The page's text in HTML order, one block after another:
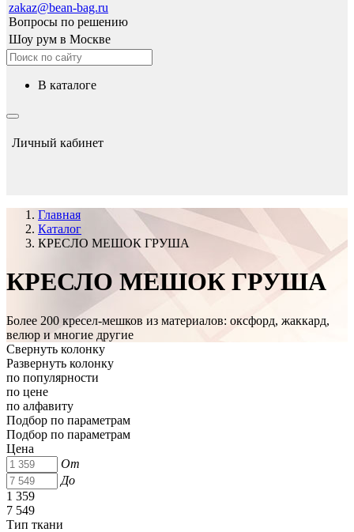
zakaz@bean-bag.ru
Вопросы по решению
Шоу рум в Москве
в каталоге
Личный кабинет
Главная
Каталог
КРЕСЛО МЕШОК ГРУША
КРЕСЛО МЕШОК ГРУША
Более 200 кресел-мешков из материалов: оксфорд, жаккард,
велюр и многие другие
Свернуть колонку
Развернуть колонку
по популярности
по цене
по алфавиту
Подбор по параметрам
Подбор по параметрам
Цена
От
До
1 359
7 549
Тип ткани